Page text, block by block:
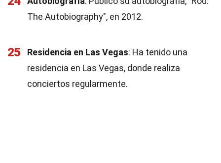
The Autobiography", en 2012.
25 Residencia en Las Vegas: Ha tenido una
residencia en Las Vegas, donde realiza
conciertos regularmente.